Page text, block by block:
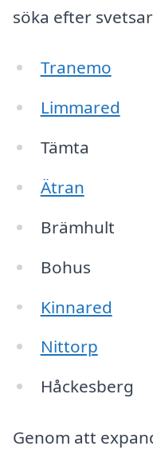
söka efter
Tranemo
Limmared
Tämta
Ätran
Brämhult
Bohus
Kinnared
Nittorp
Håckesberg
Genom att